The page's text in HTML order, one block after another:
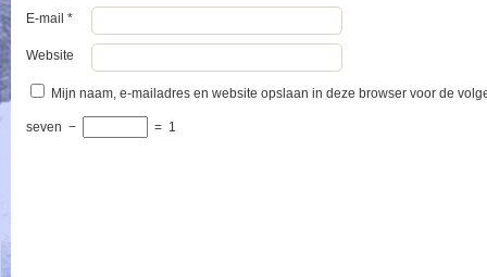
E-mail*
Website
Mijn naam, e-mailadres en website opslaan in deze browser voor de
seven − = 1